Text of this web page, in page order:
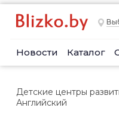
Новости Каталог
Детские центры
Английский